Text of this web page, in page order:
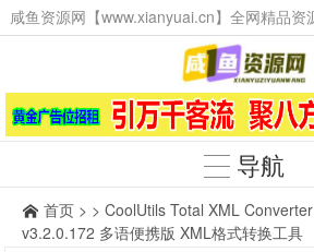
导航
首页 > > CoolUtils Total XML Converter
v3.2.0.172 多语便携版 XML格式转换工具